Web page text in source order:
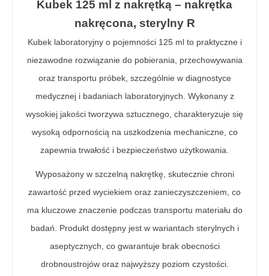
Kubek 125 ml z nakrętką – nakrętka
nakręcona, sterylny R
Kubek laboratoryjny o pojemności 125 ml to praktyczne i
niezawodne rozwiązanie do pobierania, przechowywania
oraz transportu próbek, szczególnie w diagnostyce
medycznej i badaniach laboratoryjnych. Wykonany z
wysokiej jakości tworzywa sztucznego, charakteryzuje się
wysoką odpornością na uszkodzenia mechaniczne, co
zapewnia trwałość i bezpieczeństwo użytkowania.
Wyposażony w szczelną nakrętkę, skutecznie chroni
zawartość przed wyciekiem oraz zanieczyszczeniem, co
ma kluczowe znaczenie podczas transportu materiału do
badań. Produkt dostępny jest w wariantach sterylnych i
aseptycznych, co gwarantuje brak obecności
drobnoustrojów oraz najwyższy poziom czystości.